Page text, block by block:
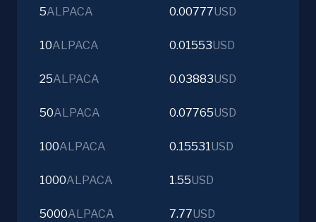
5ALPACA 0.00777USD
10ALPACA 0.01553USD
25ALPACA 0.03883USD
50ALPACA 0.07765USD
100ALPACA 0.15531USD
1000ALPACA 1.55USD
5000ALPACA 7.77USD